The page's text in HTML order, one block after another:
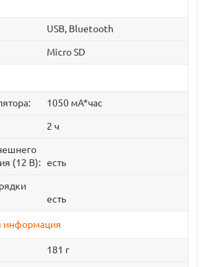
USB, Bluetooth
Micro SD
1050 мА*час
2 ч
(12 В): есть
есть
информация
181 г